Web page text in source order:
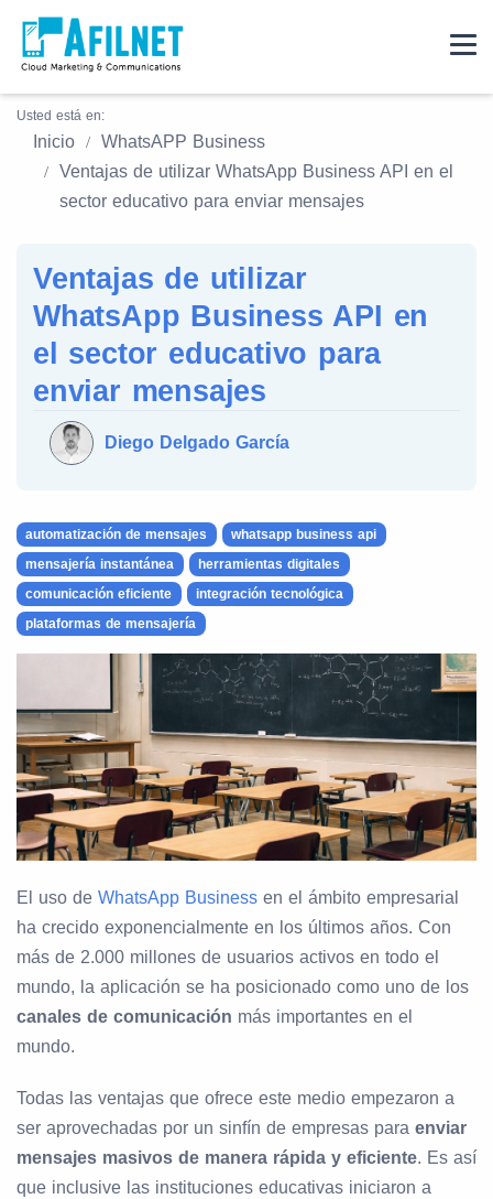
Usted está en:
Inicio
WhatsAPP Business
Ventajas de utilizar WhatsApp Business API en el
sector educativo para enviar mensajes
Ventajas de utilizar
WhatsApp Business API en
el sector educativo para
enviar mensajes
Diego Delgado García
automatización de mensajes
whatsapp business api
mensajería instantánea
herramientas digitales
comunicación eficiente
integración tecnológica
plataformas de mensajería
El uso de WhatsApp Business en el ámbito empresarial
ha crecido exponencialmente en los últimos años. Con
más de 2.000 millones de usuarios activos en todo el
mundo, la aplicación se ha posicionado como uno de los
canales de comunicación más importantes en el
mundo.
Todas las ventajas que ofrece este medio empezaron a
ser aprovechadas por un sinfín de empresas para enviar
mensajes masivos de manera rápida y eficiente. Es así
que inclusive las instituciones educativas iniciaron a